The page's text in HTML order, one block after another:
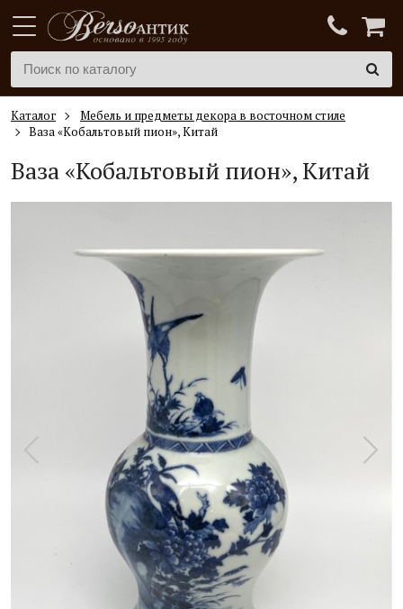
Каталог
Мебель и предметы декора в восточном стиле
Ваза «Кобальтовый пион», Китай
Ваза «Кобальтовый пион», Китай